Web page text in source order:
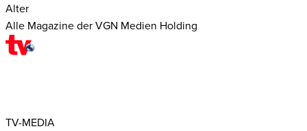
Alter
Alle Magazine der VGN Medien Holding
TV-MEDIA